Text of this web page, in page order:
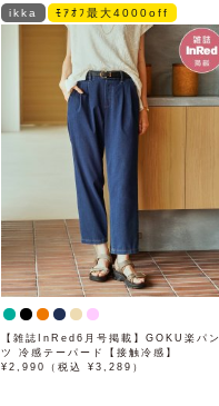
ikka ﾓｱｵﾌ最大4000off
【雑誌InRed6月号掲載】GOKU楽パン
ツ 冷感テーパード【接触冷感】
¥2,990（税込 ¥3,289）